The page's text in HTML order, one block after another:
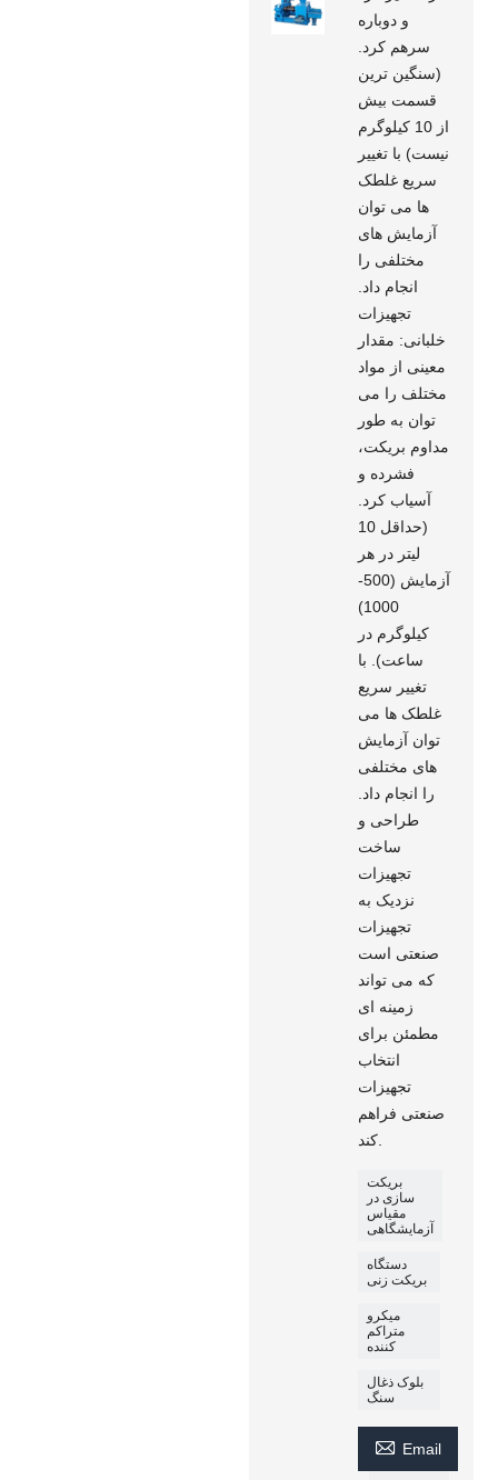
و دوباره
سرهم کرد.
(سنگین ترین
قسمت بیش
از 10 کیلوگرم
نیست) با تغییر
سریع غلطک
ها می توان
آزمایش های
مختلفی را
انجام داد.
تجهیزات
خلبانی: مقدار
معینی از مواد
مختلف را می
توان به طور
مداوم بریکت،
فشرده و
آسیاب کرد.
(حداقل 10
لیتر در هر
آزمایش (500-
1000)
کیلوگرم در
ساعت). با
تغییر سریع
غلطک ها می
توان آزمایش
های مختلفی
را انجام داد.
طراحی و
ساخت
تجهیزات
نزدیک به
تجهیزات
صنعتی است
که می تواند
زمینه ای
مطمئن برای
انتخاب
تجهیزات
صنعتی فراهم
بریکت
سازی در
مقیاس
آزمایشگاهی
دستگاه
بریکت زنی
میکرو
متراکم
کننده
بلوک ذغال
سنگ
 Email